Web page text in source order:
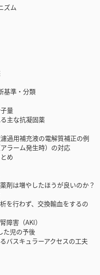
ズム
基準・分類
量
主な抗凝固薬
過用補充液の電解質補正の例
ラーム発生時）の対応
め
剤は増やしたほうが良いのか？
を行わず、交換輸血をするの
害（AKI）
た児の予後
バスキュラーアクセスの工夫